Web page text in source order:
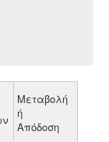
Μεταβολή
ή
Απόδοση